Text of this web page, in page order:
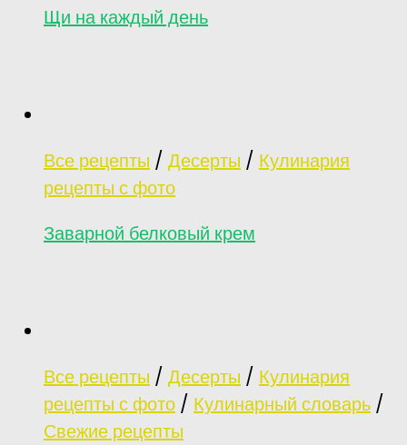
Щи на каждый день
Все рецепты / Десерты / Кулинария
рецепты с фото
Заварной белковый крем
Все рецепты / Десерты / Кулинария
рецепты с фото / Кулинарный словарь /
Свежие рецепты